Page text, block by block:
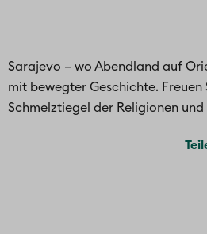
Sarajevo – wo Abendland auf
mit bewegter Geschichte. Freuen
Schmelztiegel der Religionen und